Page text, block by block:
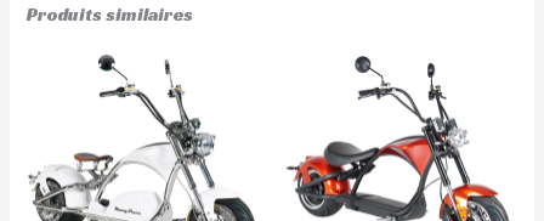
Produits similaires